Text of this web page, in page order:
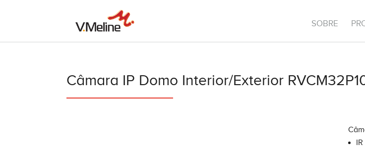
SOBRE
Câmara IP Domo Interior/Exterior